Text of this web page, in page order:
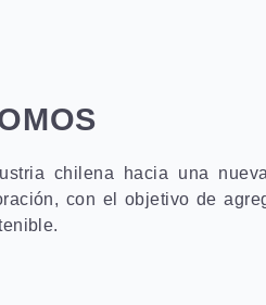
chilena hacia una
con el objetivo de